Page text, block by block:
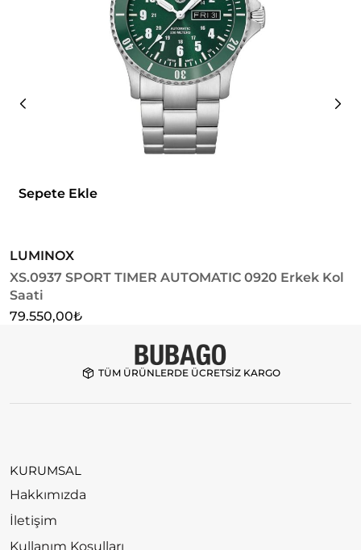
Sepete Ekle
LUMINOX
XS.0937 SPORT TIMER AUTOMATIC 0920 Erkek Kol
Saati
79.550,00₺
TÜM ÜRÜNLERDE ÜCRETSİZ KARGO
KURUMSAL
Hakkımızda
İletişim
Kullanım Koşulları